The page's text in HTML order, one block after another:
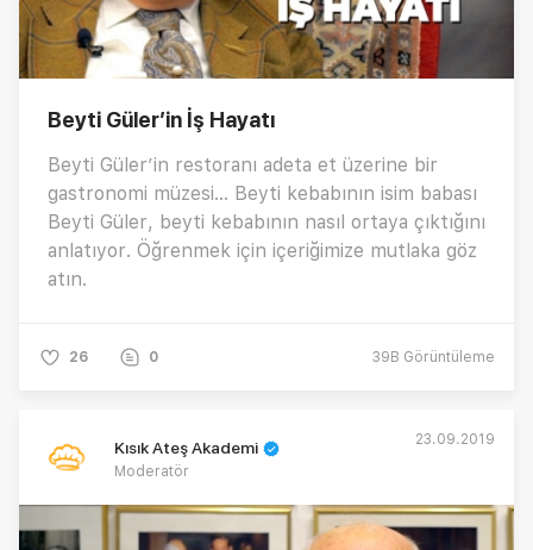
Beyti Güler’in İş Hayatı
Beyti Güler’in restoranı adeta et üzerine bir
gastronomi müzesi... Beyti kebabının isim babası
Beyti Güler, beyti kebabının nasıl ortaya çıktığını
anlatıyor. Öğrenmek için içeriğimize mutlaka göz
atın.
26 0 39B Görüntüleme
Kısık Ateş Akademi
Moderatör
23.09.2019